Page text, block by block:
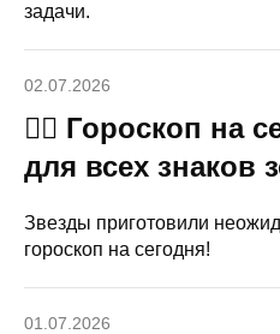
задачи.
02.07.2026
🧙‍♀ Гороскоп на
для всех знаков
Звезды приготовили
гороскоп на сегодня!
01.07.2026